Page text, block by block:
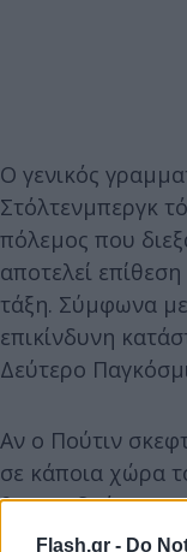
Flash.gr - Do
Ο γενικός
Στόλτενμπεργκ
πόλεμος που
αποτελεί
τάξη. Σύμφωνα με
επικίνδυνη
Δεύτερο
Αν ο Πούτιν
σε κάποια χώρα
θα αντιδράσει,